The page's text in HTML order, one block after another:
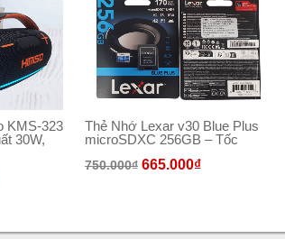
KMS-323
30W,
Thẻ Nhớ Lexar v30 Blue Plus
microSDXC 256GB – Tốc
750.000₫ 665.000₫